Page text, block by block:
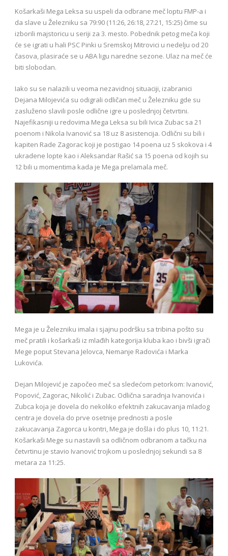
Košarkaši Mega Leksa su uspeli da odbrane meč loptu FMP-a i
da slave u Železniku sa 79:90 (11:26, 26:18, 27:21, 15:25) čime su
izborili majstoricu u seriji za 3. mesto. Pobednik petog meča koji
će se igrati u hali PSC Pinki u Sremskoj Mitrovici u nedelju od 20
časova, plasiraće se u ABA ligu naredne sezone. Ulaz na meč će
biti slobodan.
Iako su se nalazili u veoma nezavidnoj situaciji, izabranici
Dejana Milojevića su odigrali odličan meč u Železniku gde su
zasluženo slavili posle odlične igre u poslednjoj četvrtini.
Najefikasniji u redovima Mega Leksa su bili Ivica Zubac sa 21
poenom i Nikola Ivanović sa 18 uz 8 asistencija. Odlični su bili i
kapiten Rade Zagorac koji je postigao 14 poena uz 5 skokova i 4
ukradene lopte kao i Aleksandar Rašić sa 15 poena od kojih su
12 bili u momentima kada je Mega prelamala meč.
Mega je u Železniku imala i sjajnu podršku sa tribina pošto su
meč pratili i košarkaši iz mlađih kategorija kluba kao i bivši igrači
Mege poput Stevana Jelovca, Nemanje Radovića i Marka
Lukovića.
Dejan Milojević je započeo meč sa sledećom petorkom: Ivanović,
Popović, Zagorac, Nikolić i Zubac. Odlična saradnja Ivanovića i
Zubca koja je dovela do nekoliko efektnih zakucavanja mladog
centra je dovela do prve osetnije prednosti a posle
zakucavanja Zagorca u kontri, Mega je došla i do plus 10, 11:21.
Košarkaši Mege su nastavili sa odličnom odbranom a tačku na
četvrtinu je stavio Ivanović trojkom u poslednjoj sekundi sa 8
metara za 11:25.